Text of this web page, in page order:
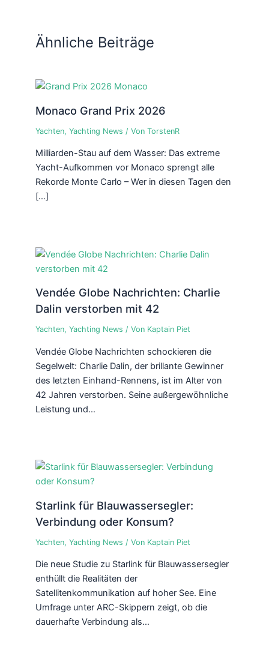
Ähnliche Beiträge
Monaco Grand Prix 2026
Yachten, Yachting News / Von TorstenR
Milliarden-Stau auf dem Wasser: Das extreme
Yacht-Aufkommen vor Monaco sprengt alle
Rekorde Monte Carlo – Wer in diesen Tagen den
[…]
Vendée Globe Nachrichten: Charlie
Dalin verstorben mit 42
Yachten, Yachting News / Von Kaptain Piet
Vendée Globe Nachrichten schockieren die
Segelwelt: Charlie Dalin, der brillante Gewinner
des letzten Einhand-Rennens, ist im Alter von
42 Jahren verstorben. Seine außergewöhnliche
Leistung und…
Starlink für Blauwassersegler:
Verbindung oder Konsum?
Yachten, Yachting News / Von Kaptain Piet
Die neue Studie zu Starlink für Blauwassersegler
enthüllt die Realitäten der
Satellitenkommunikation auf hoher See. Eine
Umfrage unter ARC-Skippern zeigt, ob die
dauerhafte Verbindung als…